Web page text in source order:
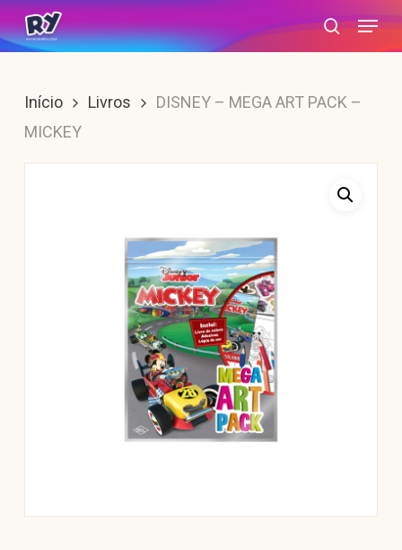
Skip
to
content
search
Menu
Início Livros
DISNEY – MEGA ART PACK –
MICKEY